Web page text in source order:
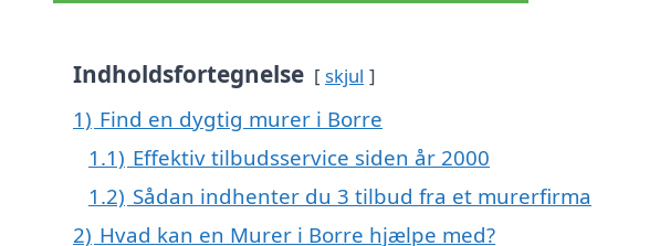
Indholdsfortegnelse skjul
1) Find en dygtig murer i Borre
1.1) Effektiv tilbudsservice siden år 2000
1.2) Sådan indhenter du 3 tilbud fra et murerfirma
2) Hvad kan en Murer i Borre hjælpe med?